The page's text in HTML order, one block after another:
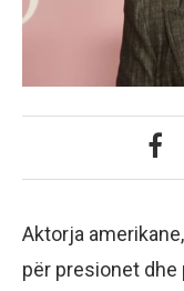
Aktorja
për presionet